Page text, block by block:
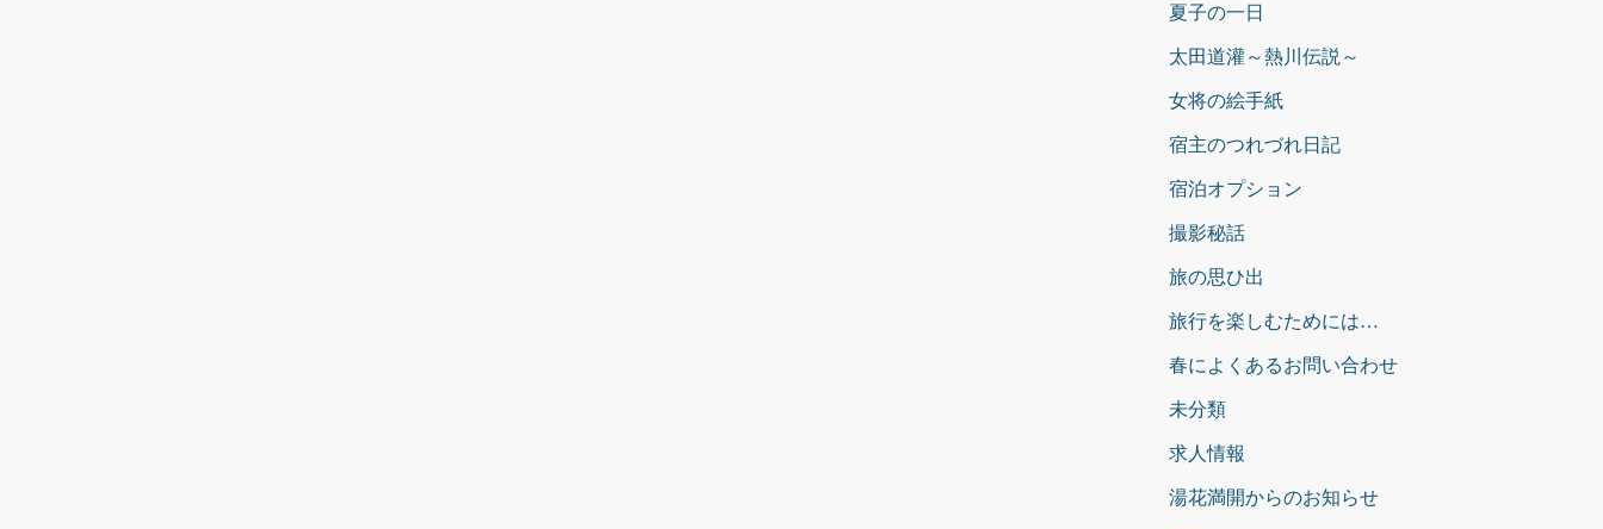
夏子の一日
太田道灌～熱川伝説～
女将の絵手紙
宿主のつれづれ日記
宿泊オプション
撮影秘話
旅の思ひ出
旅行を楽しむためには…
春によくあるお問い合わせ
未分類
求人情報
湯花満開からのお知らせ